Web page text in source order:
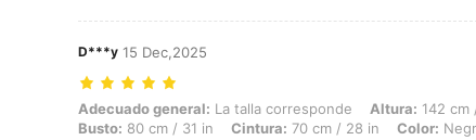
D***y 15 Dec,2025
Adecuado general: La talla corresponde, Altura: 142 cm / 56 in,
Adecuado general: La talla corresponde Altura: 142 cm
Busto: 80 cm / 31 in Cintura: 70 cm / 28 in Color: